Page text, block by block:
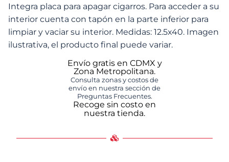
Integra placa para apagar cigarros. Para acceder a su
interior cuenta con tapón en la parte inferior para
limpiar y vaciar su interior. Medidas: 12.5x40. Imagen
ilustrativa, el producto final puede variar.
Envío gratis en CDMX y
Zona Metropolitana.
Consulta zonas y costos de
envío en nuestra sección de
Preguntas Frecuentes.
Recoge sin costo en
nuestra tienda.